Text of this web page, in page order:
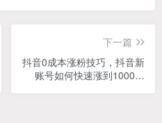
下一篇
抖音0成本涨粉技巧，抖音新
账号如何快速涨到1000粉